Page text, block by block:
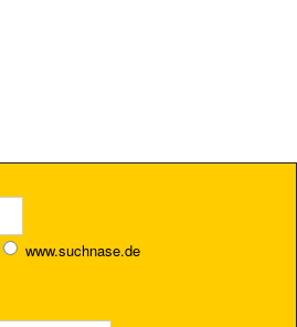
www.suchnase.de